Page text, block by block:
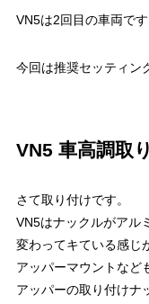
VN5は2回目の車両です
今回は推奨セッティン
VN5 車高調取
さて取り付けです。
VN5はナックルがアル
変わってキている感じ
アッパーマウントなど
アッパーの取り付けナ